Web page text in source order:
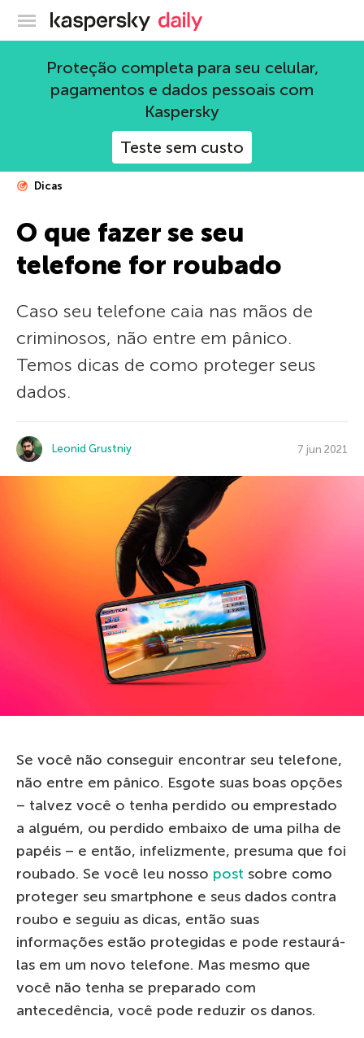
Blog oficial da Kaspersky
Proteção completa para seu celular,
pagamentos e dados pessoais com
Kaspersky
Teste sem custo
Dicas
O que fazer se seu
telefone for roubado
Caso seu telefone caia nas mãos de
criminosos, não entre em pânico.
Temos dicas de como proteger seus
dados.
Leonid Grustniy 7 jun 2021
Se você não conseguir encontrar seu telefone,
não entre em pânico. Esgote suas boas opções
– talvez você o tenha perdido ou emprestado
a alguém, ou perdido embaixo de uma pilha de
papéis – e então, infelizmente, presuma que foi
roubado. Se você leu nosso post sobre como
proteger seu smartphone e seus dados contra
roubo e seguiu as dicas, então suas
informações estão protegidas e pode restaurá-
las em um novo telefone. Mas mesmo que
você não tenha se preparado com
antecedência, você pode reduzir os danos.